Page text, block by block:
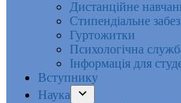
Дистанційне
Стипендіальне
Гуртожитки
Психологічна
Інформація для
Вступнику
Наука